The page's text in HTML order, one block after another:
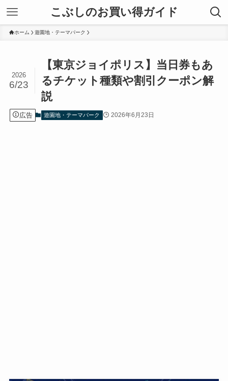
こぶしのお買い得ガイド
ホーム 遊園地・テーマパーク
【東京ジョイポリス】当日券もあ
るチケット種類や割引クーポン解
説
2026
6/23
広告 遊園地・テーマパーク 2026年6月23日